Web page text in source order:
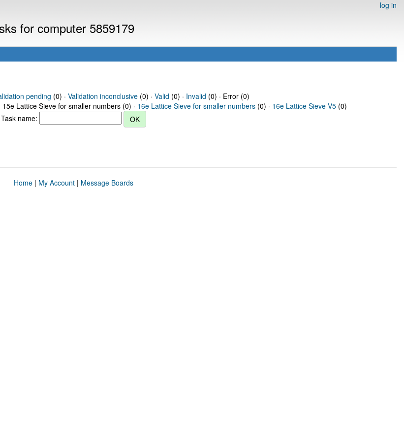
log in
for computer 5859179
pending (0) · Validation inconclusive(0) · Valid (0) · Invalid (0) · Error (0)
15e Lattice Sieve for smaller numbers (0) · 16e Lattice Sieve for smaller numbers (0) · 16e Lattice Sieve V5 (0)
Task name:
Home| My Account| Message Boards